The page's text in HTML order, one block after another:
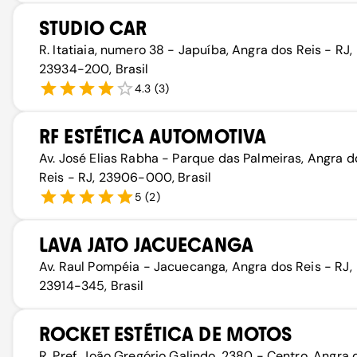
STUDIO CAR
R. Itatiaia, numero 38 - Japuíba, Angra dos Reis - RJ,
23934-200, Brasil
4.3 (3)
RF ESTÉTICA AUTOMOTIVA
Av. José Elias Rabha - Parque das Palmeiras, Angra
Reis - RJ, 23906-000, Brasil
5 (2)
LAVA JATO JACUECANGA
Av. Raul Pompéia - Jacuecanga, Angra dos Reis - RJ,
23914-345, Brasil
ROCKET ESTÉTICA DE MOTOS